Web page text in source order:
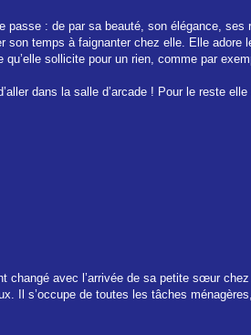
passe : de par sa beauté, son élégance,
son temps à faignanter chez elle. Elle
sollicite pour un rien, comme par
dans la salle d’arcade ! Pour le reste
changé avec l’arrivée de sa petite sœur
Il s’occupe de toutes les tâches